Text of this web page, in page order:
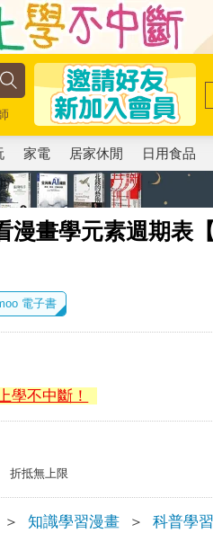
家電 居家休閒 日用食品
漫畫學元素週期表
電子書
學不中斷！
折抵無上限
＞ 知識學習漫畫 ＞ 科普學